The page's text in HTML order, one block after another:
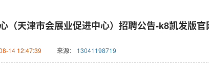
（天津市会展业促进中心）招聘公告-k8凯发版官
14 12:47:39 来源： 13041198719